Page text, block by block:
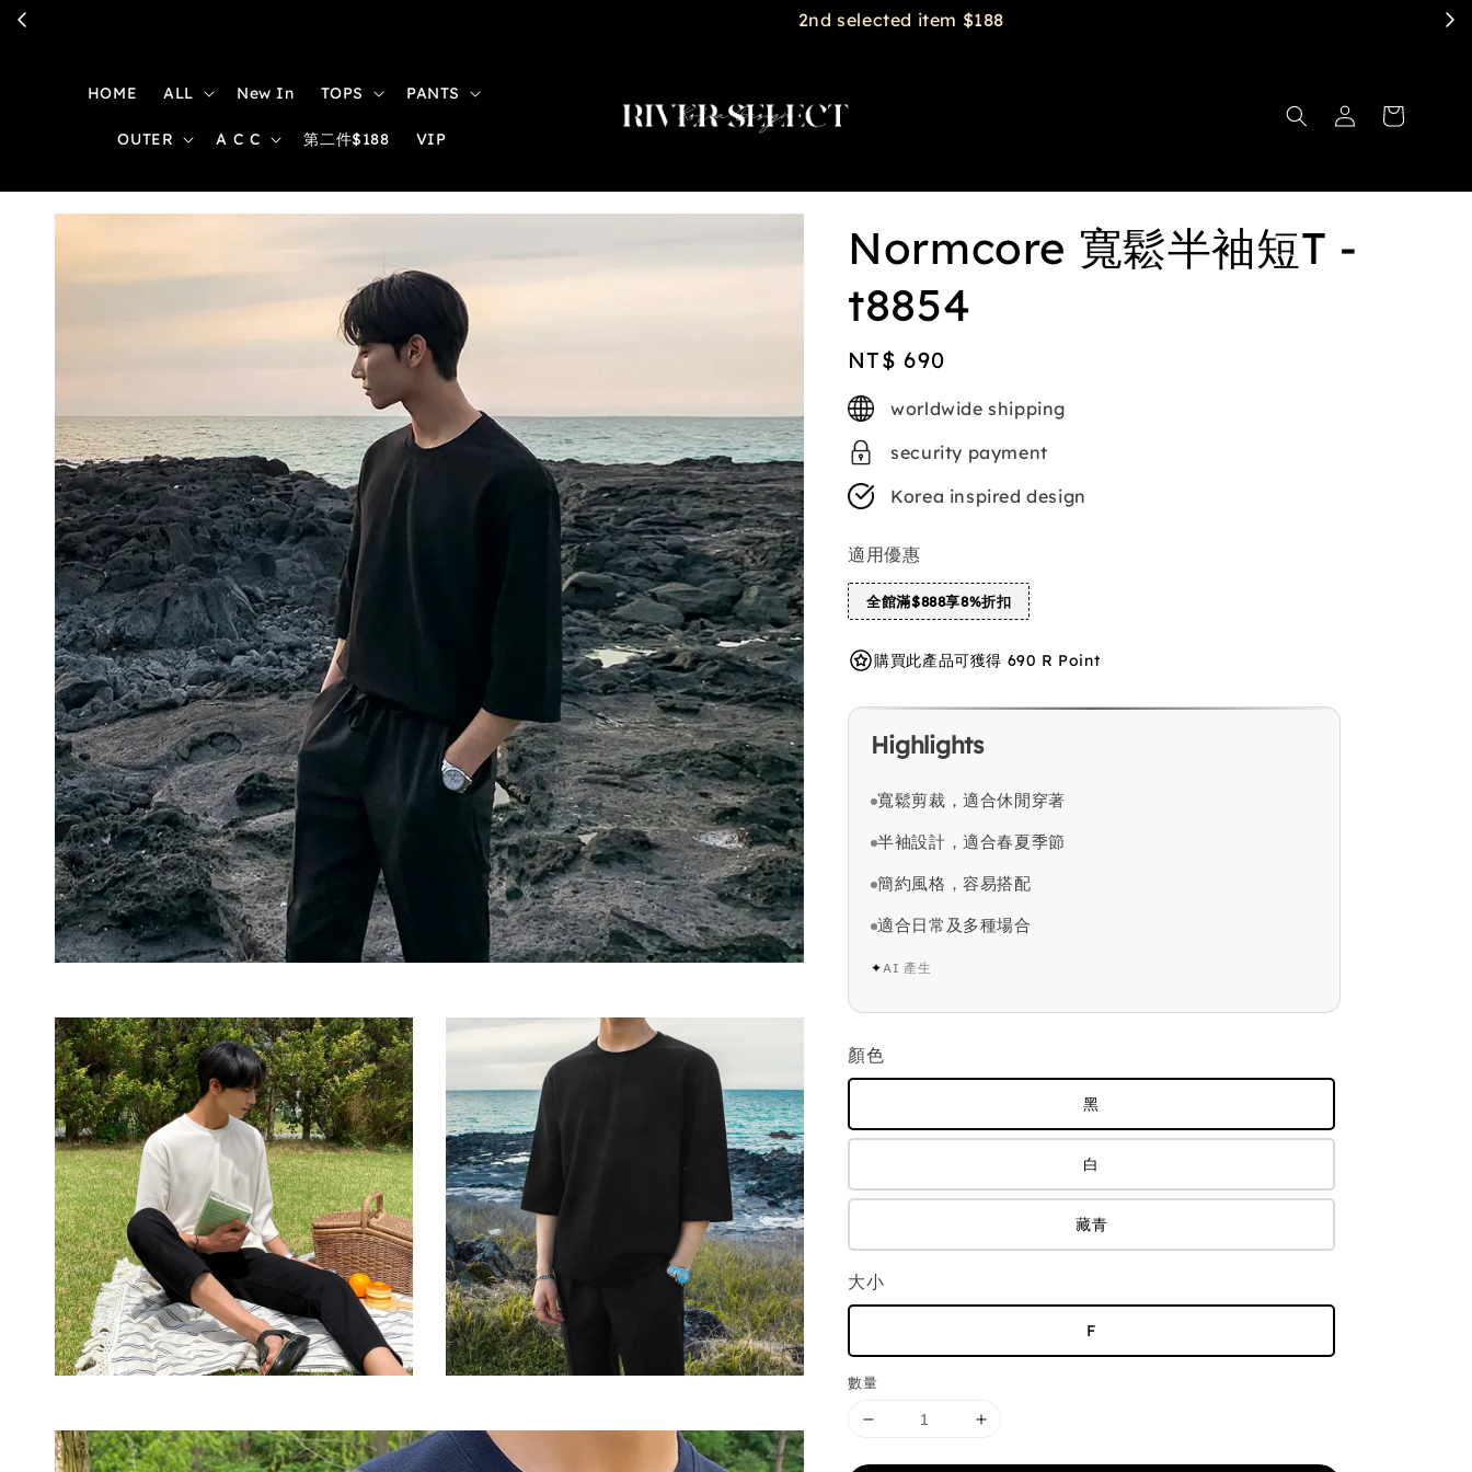
2nd selected item $188
HOME ALL New In TOPS PANTS
OUTER A C C 第二件$188 VIP
Normcore 寬鬆半袖短T -
t8854
Regular
price
NT$ 690
worldwide shipping
security payment
Korea inspired design
適用優惠
全館滿$888享8%折扣
購買此產品可獲得 690 R Point
Highlights
寬鬆剪裁，適合休閒穿著
半袖設計，適合春夏季節
簡約風格，容易搭配
適合日常及多種場合
✦AI 產生
顏色
黑
白
藏青
大小
F
數量